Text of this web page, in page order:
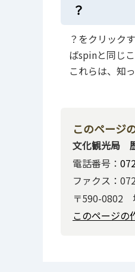
？
？をクリック
ばspinと同じ
これらは、知
このページ
文化観光局
電話番号：
ファクス：
〒590-0802
このページの